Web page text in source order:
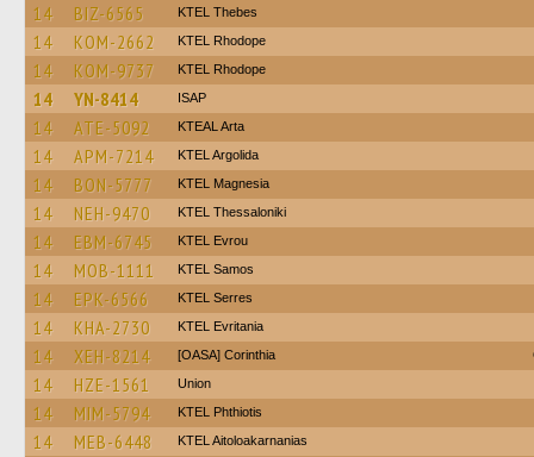
14 BIZ-6565 KTEL Thebes
14 KOM-2662 KTEL Rhodope
14 KOM-9737 KTEL Rhodope
14 YN-8414 ISAP
14 ATE-5092 KTEAL Arta
14 APM-7214 KTEL Argolida
14 BON-5777 ΚΤΕL Magnesia
14 NEH-9470 KTEL Thessaloniki
14 EBM-6745 KTEL Evrou
14 MOB-1111 KTEL Samos
14 EPK-6566 KTEL Serres
14 KHA-2730 ΚΤΕL Evritania
14 XEH-8214 [OASA] Corinthia
14 HZE-1561 Union
14 MIM-5794 ΚΤΕL Phthiotis
14 MEB-6448 KTEL Aitoloakarnanias